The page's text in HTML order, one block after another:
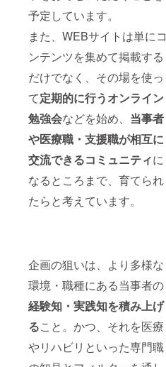
予定しています。
また、WEBサイトは単にコ
ンテンツを集めて掲載する
だけでなく、その場を使っ
て定期的に行うオンライン
勉強会などを始め、 当事者
や医療職・支援職が相互に
交流できるコミュニティに
なるところまで、育てられ
たらと考えています。
企画の狙いは、より多様な
環境・職種にある当事者の
経験知・実践知を積み上げ
ること。かつ、それを医療
やリハビリといった専門職